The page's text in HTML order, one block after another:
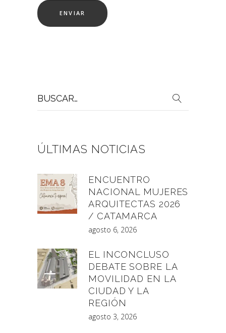
por:
ÚLTIMAS NOTICIAS
ENCUENTRO
NACIONAL MUJERES
ARQUITECTAS 2026
/ CATAMARCA
agosto 6, 2026
EL INCONCLUSO
DEBATE SOBRE LA
MOVILIDAD EN LA
CIUDAD Y LA
REGIÓN
agosto 3, 2026